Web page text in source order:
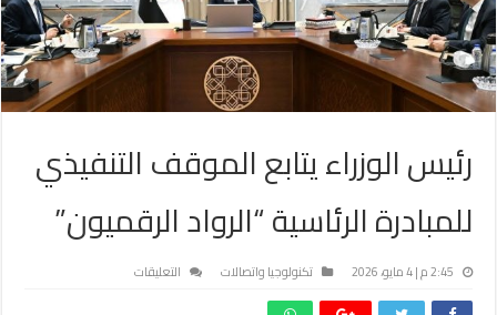
رئيس الوزراء يتابع الموقف التنفيذي
للمبادرة الرئاسية “الرواد الرقميون”
2:45 م | 4 مايو، 2026 تكنولوجيا واتصالات التعليقات